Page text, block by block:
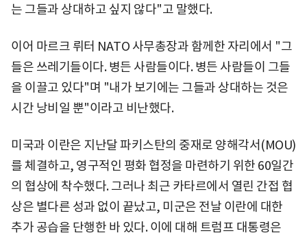
는 그들과 상대하고 싶지 않다"고 말했다.
이어 마르크 뤼터 NATO 사무총장과 함께한 자리에서 "그
들은 쓰레기들이다. 병든 사람들이다. 병든 사람들이 그들
을 이끌고 있다"며 "내가 보기에는 그들과 상대하는 것은
시간 낭비일 뿐"이라고 비난했다.
미국과 이란은 지난달 파키스탄의 중재로 양해각서(MOU)
를 체결하고, 영구적인 평화 협정을 마련하기 위한 60일간
의 협상에 착수했다. 그러나 최근 카타르에서 열린 간접 협
상은 별다른 성과 없이 끝났고, 미군은 전날 이란에 대한
추가 공습을 단행한 바 있다. 이에 대해 트럼프 대통령은